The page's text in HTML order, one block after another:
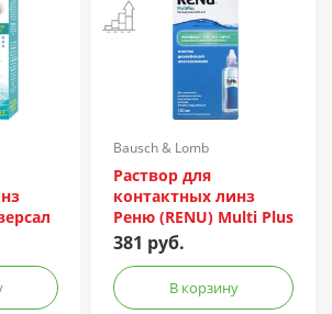
Bausch & Lomb
Incorporated/Италия
Раствор для
контактных линз
Реню (RENU) Multi Plus
120мл + контейнер
381 руб.
В корзину